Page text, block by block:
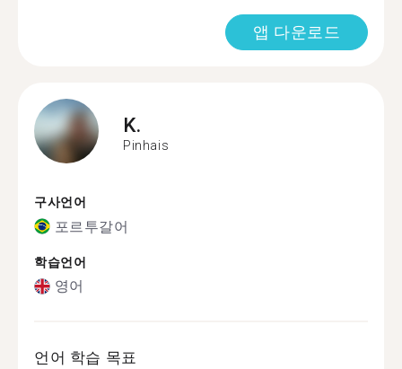
앱 다운로드
K.
Pinhais
구사언어
포르투갈어
학습언어
영어
언어 학습 목표